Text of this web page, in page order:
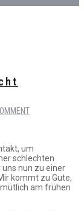
um
schlechten
nun zu einer
kommt zu Gute,
am frühen